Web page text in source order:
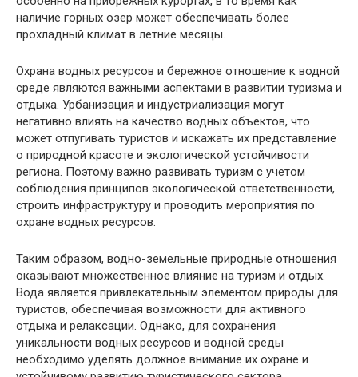
наличие горных озер может обеспечивать более
прохладный климат в летние месяцы.
Охрана водных ресурсов и бережное отношение к водной
среде являются важными аспектами в развитии туризма и
отдыха. Урбанизация и индустриализация могут
негативно влиять на качество водных объектов, что
может отпугивать туристов и искажать их представление
о природной красоте и экологической устойчивости
региона. Поэтому важно развивать туризм с учетом
соблюдения принципов экологической ответственности,
строить инфраструктуру и проводить мероприятия по
охране водных ресурсов.
Таким образом, водно-земельные природные отношения
оказывают множественное влияние на туризм и отдых.
Вода является привлекательным элементом природы для
туристов, обеспечивая возможности для активного
отдыха и релаксации. Однако, для сохранения
уникальности водных ресурсов и водной среды
необходимо уделять должное внимание их охране и